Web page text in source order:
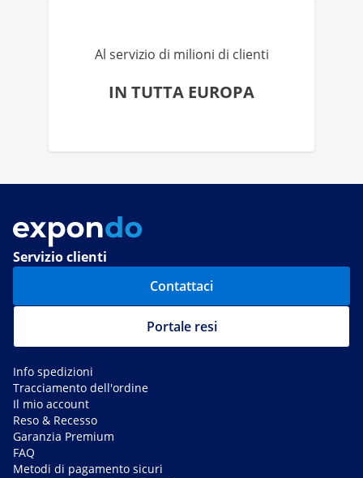
Al servizio di milioni di clienti
IN TUTTA EUROPA
Servizio clienti
Contattaci
Portale resi
Info spedizioni
Tracciamento dell'ordine
Il mio account
Reso & Recesso
Garanzia Premium
FAQ
Metodi di pagamento sicuri